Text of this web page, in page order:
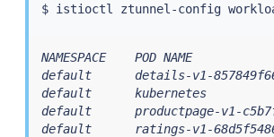
$ istioctl
NAMESPACE    POD NAME
default      details-v1-
default      kubernetes
default      productpage-v1-
default      ratings-v1-